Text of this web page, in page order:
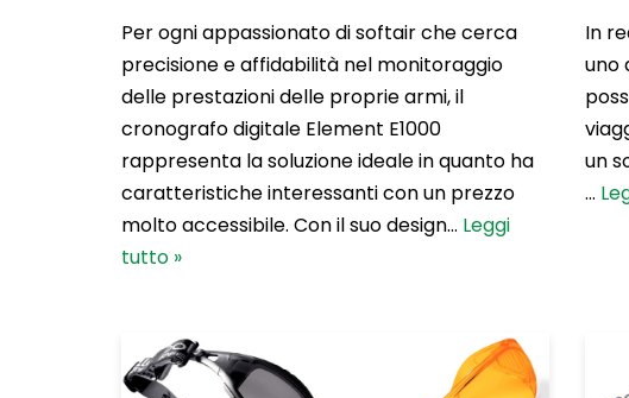
Per ogni appassionato di softair che cerca
precisione e affidabilità nel monitoraggio
delle prestazioni delle proprie armi, il
cronografo digitale Element E1000
rappresenta la soluzione ideale in quanto ha
caratteristiche interessanti con un prezzo
molto accessibile. Con il suo design… Leggi
tutto »
In
uno
un
…